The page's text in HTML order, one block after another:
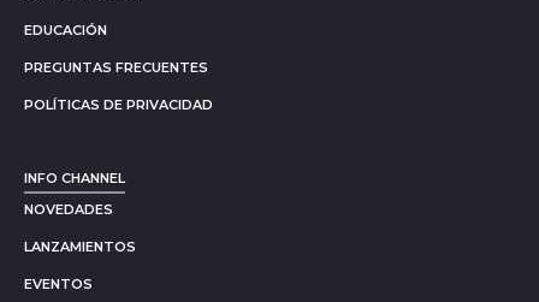
EDUCACIÓN
PREGUNTAS FRECUENTES
POLÍTICAS DE PRIVACIDAD
INFO CHANNEL
NOVEDADES
LANZAMIENTOS
EVENTOS